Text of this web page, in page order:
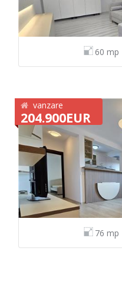
60 mp
vanzare
204.900EUR
76 mp